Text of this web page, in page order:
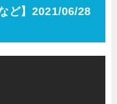
ど】2021/06/28